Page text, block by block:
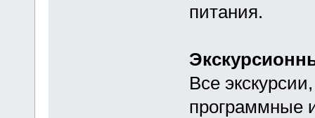
питания.
Все
программные